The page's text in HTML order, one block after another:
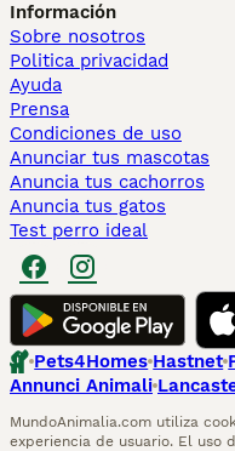
Información
Sobre nosotros
Politica privacidad
Ayuda
Prensa
Condiciones de uso
Anunciar tus mascotas
Anuncia tus cachorros
Anuncia tus gatos
Test perro ideal
Pets4Homes Hastnet
Annunci Animali
MundoAnimalia.com utiliza
experiencia de usuario. El uso